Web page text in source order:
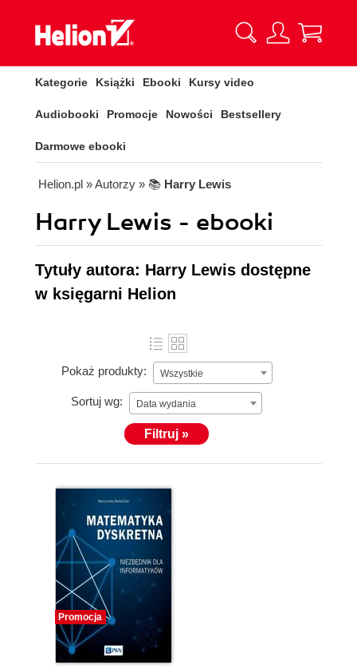
Kategorie Książki Ebooki Kursy video
Audiobooki Promocje Nowości Bestsellery
Darmowe ebooki
Helion.pl » Autorzy » 📚 Harry Lewis
Harry Lewis - ebooki
Tytuły autora: Harry Lewis dostępne
w księgarni Helion
Pokaż produkty: Wszystkie
Sortuj wg: Data wydania
Filtruj »
Promocja